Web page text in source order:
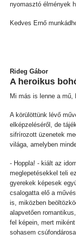
nyomasztó élmények
Kedves Ernő
Rideg Gábor
A heroikus
Mi más is lenne a mű,
A körülöttünk lévő
elképzeléséről, de
sifrírozott üzenetek
világa, amelyben
- Hoppla! - kiált az
meglepetésekkel teli
gyerekek képesek
csalogatta elő a
is, miközben
alapvetően
fel képein, mert
sohasem